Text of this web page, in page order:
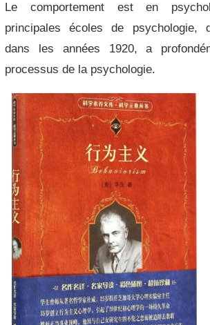
Le comportement est en
principales écoles de psychologie,
dans les années 1920, a
processus de la psychologie.